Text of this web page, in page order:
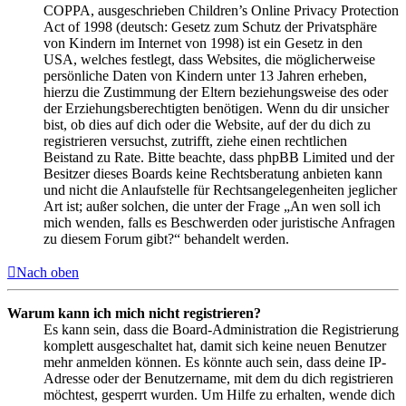
COPPA, ausgeschrieben Children’s Online Privacy Protection
Act of 1998 (deutsch: Gesetz zum Schutz der Privatsphäre
von Kindern im Internet von 1998) ist ein Gesetz in den
USA, welches festlegt, dass Websites, die möglicherweise
persönliche Daten von Kindern unter 13 Jahren erheben,
hierzu die Zustimmung der Eltern beziehungsweise des oder
der Erziehungsberechtigten benötigen. Wenn du dir unsicher
bist, ob dies auf dich oder die Website, auf der du dich zu
registrieren versuchst, zutrifft, ziehe einen rechtlichen
Beistand zu Rate. Bitte beachte, dass phpBB Limited und der
Besitzer dieses Boards keine Rechtsberatung anbieten kann
und nicht die Anlaufstelle für Rechtsangelegenheiten jeglicher
Art ist; außer solchen, die unter der Frage „An wen soll ich
mich wenden, falls es Beschwerden oder juristische Anfragen
zu diesem Forum gibt?“ behandelt werden.
Nach oben
Warum kann ich mich nicht registrieren?
Es kann sein, dass die Board-Administration die Registrierung
komplett ausgeschaltet hat, damit sich keine neuen Benutzer
mehr anmelden können. Es könnte auch sein, dass deine IP-
Adresse oder der Benutzername, mit dem du dich registrieren
möchtest, gesperrt wurden. Um Hilfe zu erhalten, wende dich